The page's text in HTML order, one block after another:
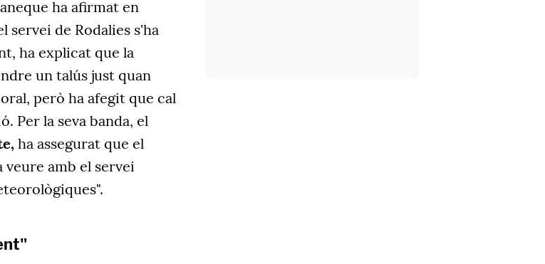
ha afirmat en
servei de Rodalies s'ha
ha explicat que la
un talús just quan
però ha afegit que cal
Per la seva banda, el
ha assegurat que el
amb el servei